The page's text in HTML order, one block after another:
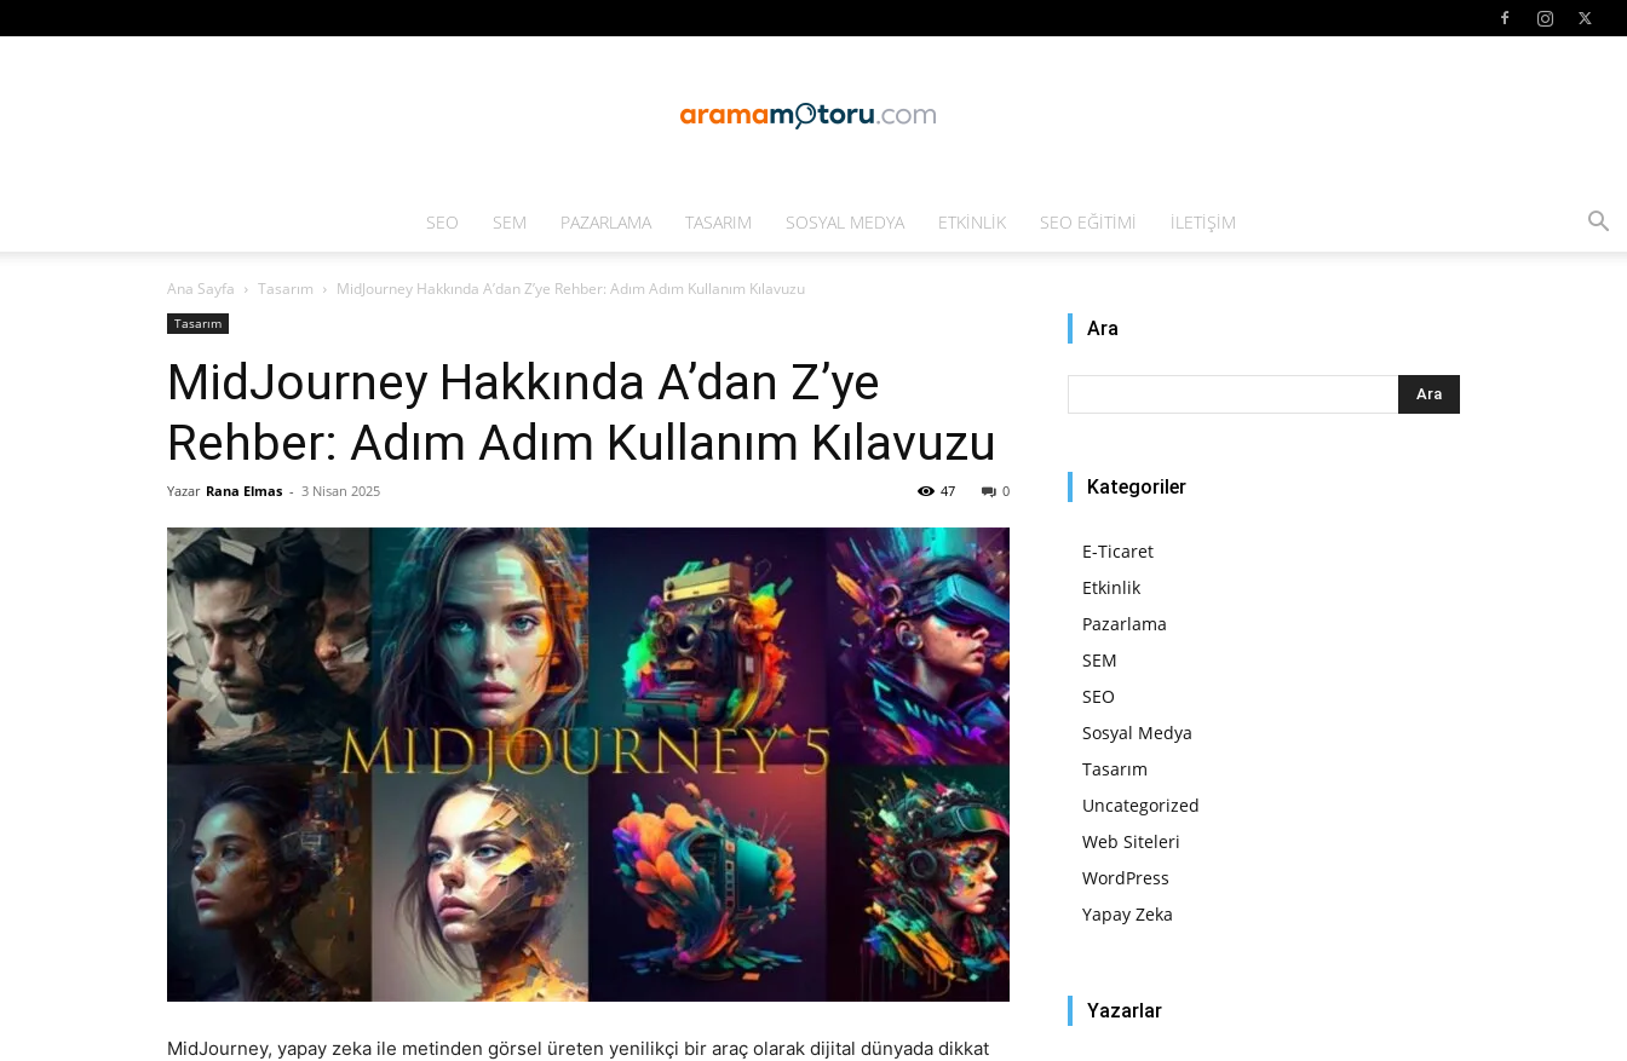
Arama
Motoru
Optimizasyonu
Pazarlaması
SEO SEM PAZARLAMA TASARIM SOSYAL MEDYA ETKINLIK SEO EĞITIMI İLETIŞIM
Ana Sayfa Tasarım MidJourney Hakkında A’dan Z’ye Rehber: Adım Adım Kullanım Kılavuzu
Tasarım
MidJourney Hakkında A’dan Z’ye
Rehber: Adım Adım Kullanım Kılavuzu
Yazar Rana Elmas - 3 Nisan 2025 0
47
MidJourney, yapay zeka ile metinden görsel üreten yenilikçi bir araç olarak dijital dünyada dikkat
Ara
Kategoriler
E-Ticaret
Etkinlik
Pazarlama
SEM
SEO
Sosyal Medya
Tasarım
Uncategorized
Web Siteleri
WordPress
Yapay Zeka
Yazarlar